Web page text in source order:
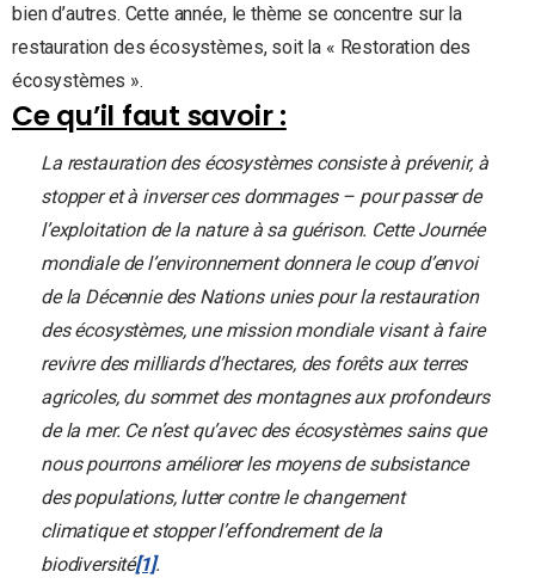
bien d’autres. Cette année, le thème se concentre sur la
restauration des écosystèmes, soit la « Restoration des
écosystèmes ».
Ce qu’il faut savoir :
La restauration des écosystèmes consiste à prévenir, à
stopper et à inverser ces dommages – pour passer de
l’exploitation de la nature à sa guérison. Cette Journée
mondiale de l’environnement donnera le coup d’envoi
de la Décennie des Nations unies pour la restauration
des écosystèmes, une mission mondiale visant à faire
revivre des milliards d’hectares, des forêts aux terres
agricoles, du sommet des montagnes aux profondeurs
de la mer. Ce n’est qu’avec des écosystèmes sains que
nous pourrons améliorer les moyens de subsistance
des populations, lutter contre le changement
climatique et stopper l’effondrement de la
biodiversité[1].